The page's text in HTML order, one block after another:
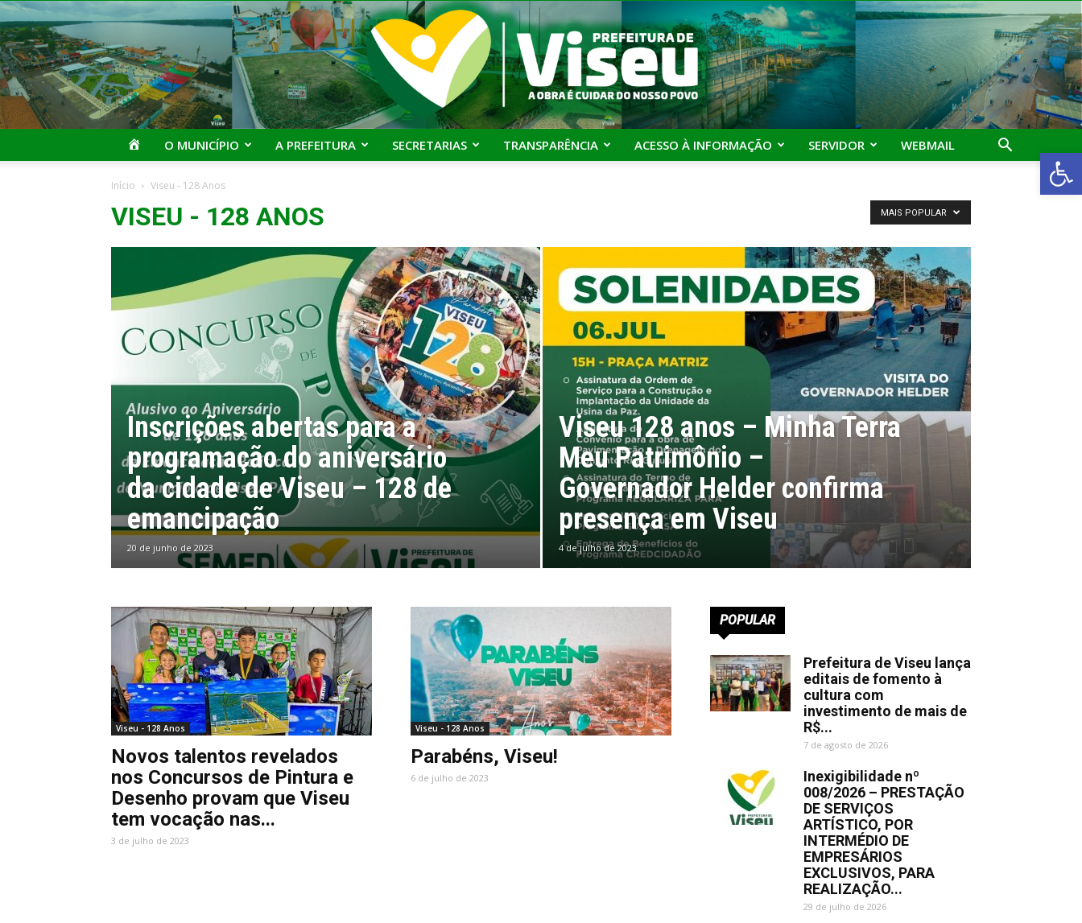
Abrir
O MUNICÍPIO A PREFEITURA SECRETARIAS TRANSPARÊNCIA ACESSO À INFORMAÇÃO SERVIDOR WEBMAIL
Início Viseu - 128 Anos
VISEU - 128 ANOS MAIS POPULAR
Inscrições abertas para a
programação do aniversário
da cidade de Viseu – 128 de
emancipação
20 de junho de 2023
Viseu 128 anos – Minha Terra
Meu Patrimônio –
Governador Helder confirma
presença em Viseu
4 de julho de 2023
Viseu - 128 Anos
Novos talentos revelados
nos Concursos de Pintura e
Desenho provam que Viseu
tem vocação nas...
3 de julho de 2023
Viseu - 128 Anos
Parabéns, Viseu!
6 de julho de 2023
POPULAR
Prefeitura de Viseu lança
editais de fomento à
cultura com
investimento de mais de
R$...
7 de agosto de 2026
Inexigibilidade nº
008/2026 – PRESTAÇÃO
DE SERVIÇOS
ARTÍSTICO, POR
INTERMÉDIO DE
EMPRESÁRIOS
EXCLUSIVOS, PARA
REALIZAÇÃO...
29 de julho de 2026